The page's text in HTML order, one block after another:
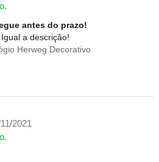
antes do prazo!
a descrição!
Herweg Decorativo
2021